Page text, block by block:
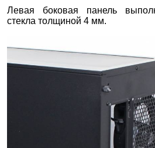
Левая боковая панель
стекла толщиной 4 мм.